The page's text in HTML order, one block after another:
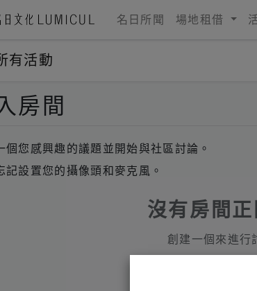
名日所聞 場地租借
有活動
房間
個您感興趣的議題並開始與社區討論。
記設置您的攝像頭和麥克風。
沒有房間
創建一個來進行